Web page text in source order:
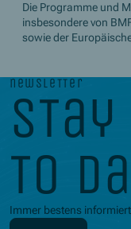
Die Programme und
insbesondere von
sowie der
newsletter
stay
to
Immer bestens